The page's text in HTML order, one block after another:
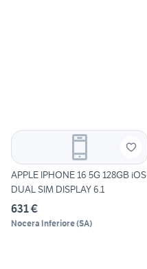
APPLE IPHONE 16 5G 128GB iOS
DUAL SIM DISPLAY 6.1
631 €
Nocera Inferiore(SA)